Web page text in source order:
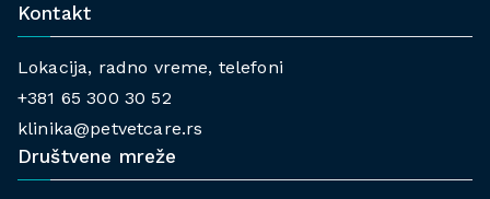
Kontakt
Lokacija, radno vreme, telefoni
+381 65 300 30 52
klinika@petvetcare.rs
Društvene mreže